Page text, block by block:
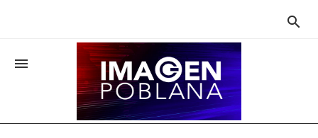

